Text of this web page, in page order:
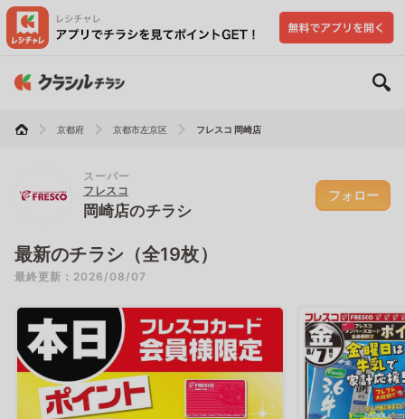
京都府 京都市左京区 フレスコ 岡崎店
スーパー
フレスコ
岡崎店のチラシ
フォロー
最新のチラシ（全19枚）
最終更新：2026/08/07